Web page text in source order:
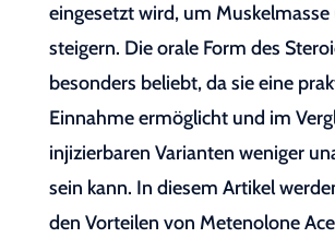
eingesetzt wird, um
steigern. Die orale Form des
besonders beliebt, da sie eine
Einnahme ermöglicht und im
injizierbaren Varianten weniger
sein kann. In diesem Artikel
den Vorteilen von Metenolone